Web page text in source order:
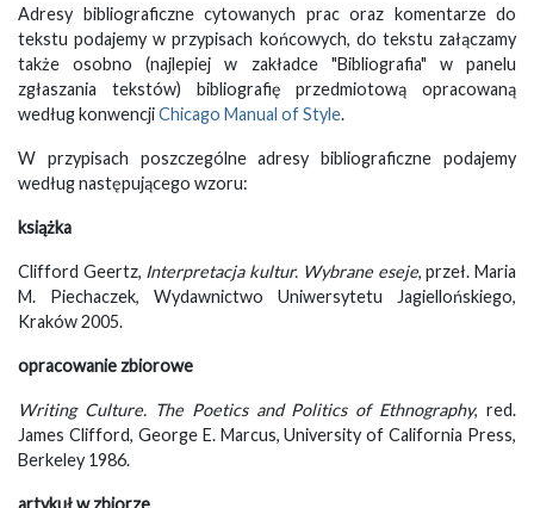
Adresy bibliograficzne cytowanych prac oraz komentarze do
tekstu podajemy w przypisach końcowych, do tekstu załączamy
także osobno (najlepiej w zakładce "Bibliografia" w panelu
zgłaszania tekstów) bibliografię przedmiotową opracowaną
według konwencjiChicago Manual of Style.
W przypisach poszczególne adresy bibliograficzne podajemy
według następującego wzoru:
książka
Clifford Geertz, Interpretacja kultur. Wybrane eseje, przeł. Maria
M. Piechaczek, Wydawnictwo Uniwersytetu Jagiellońskiego,
Kraków 2005.
opracowanie zbiorowe
Writing Culture. The Poetics and Politics of Ethnography, red.
James Clifford, George E. Marcus, University of California Press,
Berkeley 1986.
artykuł w zbiorze